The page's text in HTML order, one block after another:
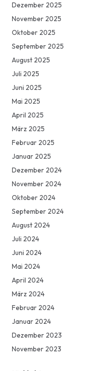
Dezember 2025
November 2025
Oktober 2025
September 2025
August 2025
Juli 2025
Juni 2025
Mai 2025
April 2025
März 2025
Februar 2025
Januar 2025
Dezember 2024
November 2024
Oktober 2024
September 2024
August 2024
Juli 2024
Juni 2024
Mai 2024
April 2024
März 2024
Februar 2024
Januar 2024
Dezember 2023
November 2023